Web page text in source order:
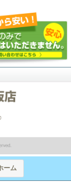
ーム